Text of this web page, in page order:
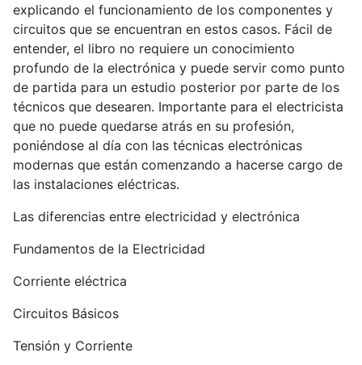
explicando el funcionamiento de los componentes y
circuitos que se encuentran en estos casos. Fácil de
entender, el libro no requiere un conocimiento
profundo de la electrónica y puede servir como punto
de partida para un estudio posterior por parte de los
técnicos que desearen. Importante para el electricista
que no puede quedarse atrás en su profesión,
poniéndose al día con las técnicas electrónicas
modernas que están comenzando a hacerse cargo de
las instalaciones eléctricas.
Las diferencias entre electricidad y electrónica
Fundamentos de la Electricidad
Corriente eléctrica
Circuitos Básicos
Tensión y Corriente